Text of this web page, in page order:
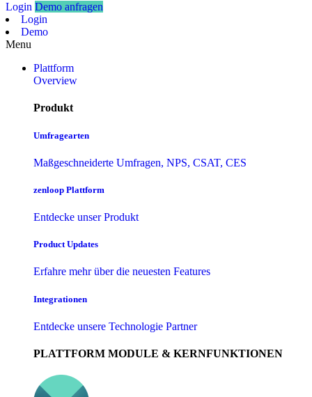
Login Demo anfragen
Login
Demo
Menu
Plattform
Overview
Produkt
Umfragearten
Maßgeschneiderte Umfragen, NPS, CSAT, CES
zenloop Plattform
Entdecke unser Produkt
Product Updates
Erfahre mehr über die neuesten Features
Integrationen
Entdecke unsere Technologie Partner
PLATTFORM MODULE & KERNFUNKTIONEN